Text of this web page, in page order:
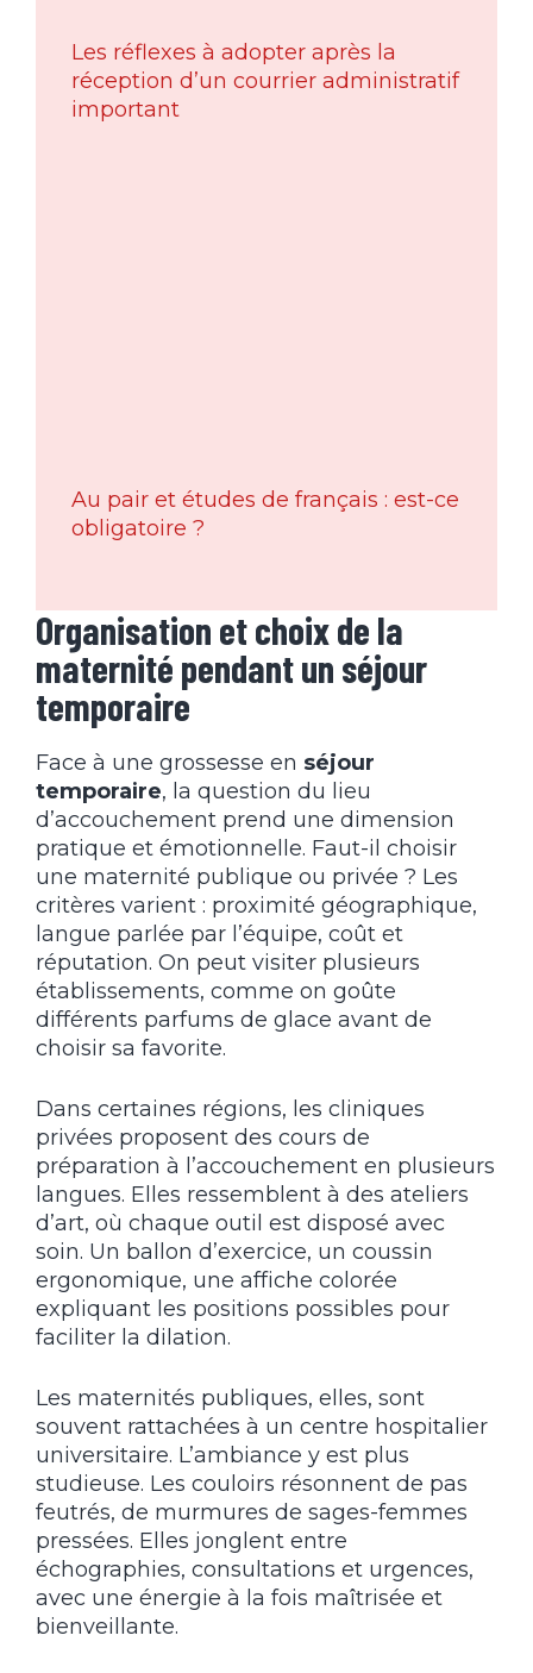
Les réflexes à adopter après la
réception d’un courrier administratif
important
Au pair et études de français : est-ce
obligatoire ?
Organisation et choix de la
maternité pendant un séjour
temporaire
Face à une grossesse en séjour
temporaire, la question du lieu
d’accouchement prend une dimension
pratique et émotionnelle. Faut-il choisir
une maternité publique ou privée ? Les
critères varient : proximité géographique,
langue parlée par l’équipe, coût et
réputation. On peut visiter plusieurs
établissements, comme on goûte
différents parfums de glace avant de
choisir sa favorite.
Dans certaines régions, les cliniques
privées proposent des cours de
préparation à l’accouchement en plusieurs
langues. Elles ressemblent à des ateliers
d’art, où chaque outil est disposé avec
soin. Un ballon d’exercice, un coussin
ergonomique, une affiche colorée
expliquant les positions possibles pour
faciliter la dilation.
Les maternités publiques, elles, sont
souvent rattachées à un centre hospitalier
universitaire. L’ambiance y est plus
studieuse. Les couloirs résonnent de pas
feutrés, de murmures de sages-femmes
pressées. Elles jonglent entre
échographies, consultations et urgences,
avec une énergie à la fois maîtrisée et
bienveillante.